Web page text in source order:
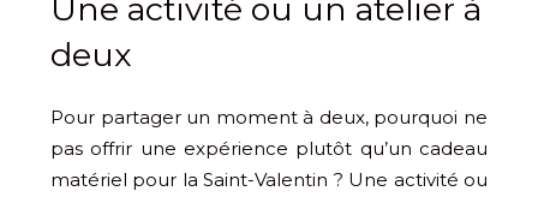
Une activité ou un atelier à
deux
Pour partager un moment à deux, pourquoi ne
pas offrir une expérience plutôt qu’un cadeau
matériel pour la Saint-Valentin ? Une activité ou